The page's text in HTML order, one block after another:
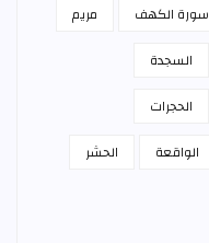
سورة الكهف
مريم
السجدة
الحجرات
الواقعة
الحشر